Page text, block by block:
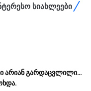
სიახლეები
არიან გარდაცვლილი…